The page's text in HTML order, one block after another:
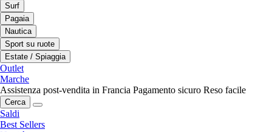
Surf
Pagaia
Nautica
Sport su ruote
Estate / Spiaggia
Outlet
Marche
Assistenza post-vendita in Francia Pagamento sicuro Reso facile
Cerca
Saldi
Best Sellers